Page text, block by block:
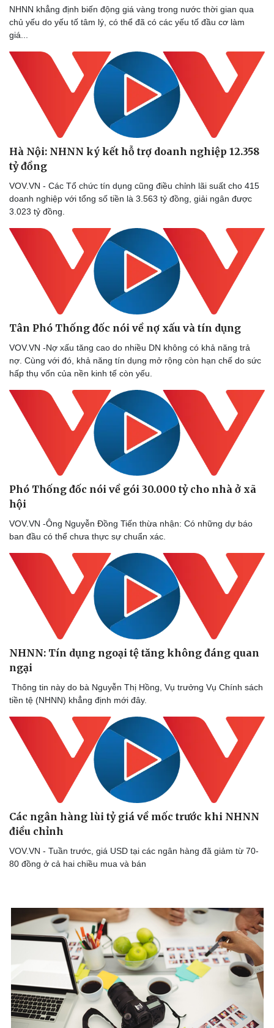
Thể thao
Lịch thi đấu bóng đá
Thế giới thể thao
eSports
Hậu trường
Xe máy
Tư vấn
Doanh nghiệp
Vì cộng đồng
Công nghệ
Chuyển đổi số
NHNN khẳng định biến động giá vàng trong nước thời gian qua
chủ yếu do yếu tố tâm lý, có thể đã có các yếu tố đầu cơ làm
giá...
Hà Nội: NHNN ký kết hỗ trợ doanh nghiệp 12.358
tỷ đồng
VOV.VN - Các Tổ chức tín dụng cũng điều chỉnh lãi suất cho 415
doanh nghiệp với tổng số tiền là 3.563 tỷ đồng, giải ngân được
3.023 tỷ đồng.
Tân Phó Thống đốc nói về nợ xấu và tín dụng
VOV.VN -Nợ xấu tăng cao do nhiều DN không có khả năng trả
nợ. Cùng với đó, khả năng tín dụng mở rộng còn hạn chế do sức
hấp thụ vốn của nền kinh tế còn yếu.
Phó Thống đốc nói về gói 30.000 tỷ cho nhà ở xã
hội
VOV.VN -Ông Nguyễn Đồng Tiến thừa nhận: Có những dự báo
ban đầu có thể chưa thực sự chuẩn xác.
NHNN: Tín dụng ngoại tệ tăng không đáng quan
ngại
Thông tin này do bà Nguyễn Thị Hồng, Vụ trưởng Vụ Chính sách
tiền tệ (NHNN) khẳng định mới đây.
Các ngân hàng lùi tỷ giá về mốc trước khi NHNN
điều chỉnh
VOV.VN - Tuần trước, giá USD tại các ngân hàng đã giảm từ 70-
80 đồng ở cả hai chiều mua và bán